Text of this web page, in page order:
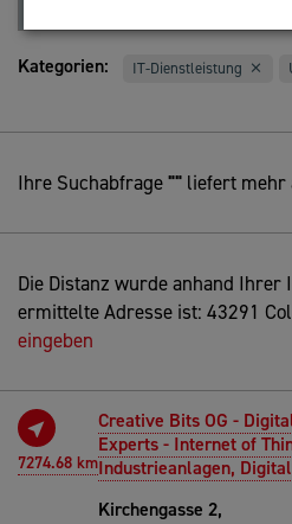
Kategorien: IT-Dienstleistung
Ihre Suchabfrage"" liefert mehr
Die Distanz wurde anhand Ihrer
ermittelte Adresse ist: 43291
eingeben
7274.68 km
Creative Bits OG -
Experts - Internet of
Industrieanlagen,
Kirchengasse 2,